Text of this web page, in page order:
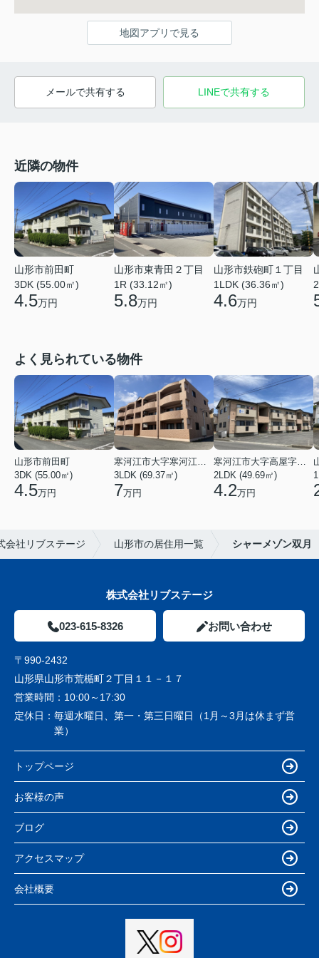
地図アプリで見る
メールで共有する LINEで共有する
近隣の物件
山形市前田町
3DK (55.00㎡)
4.5万円
山形市東青田２丁目
1R (33.12㎡)
5.8万円
山形市鉄砲町１丁目
1LDK (36.36㎡)
4.6万円
よく見られている物件
山形市前田町
3DK (55.00㎡)
4.5万円
寒河江市大字寒河江字鶴田
3LDK (69.37㎡)
7万円
寒河江市大字高屋字西浦
2LDK (49.69㎡)
4.2万円
会社リブステージ 山形市の居住用一覧 シャーメゾン双月
株式会社リブステージ
023-615-8326 お問い合わせ
〒990-2432
山形県山形市荒楯町２丁目１１－１７
営業時間： 10:00～17:30
定休日： 毎週水曜日、第一・第三日曜日（1月～3月は休まず営
業）
トップページ
お客様の声
ブログ
アクセスマップ
会社概要